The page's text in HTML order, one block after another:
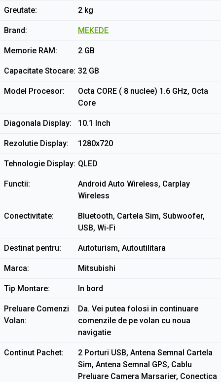
Greutate 2 kg
Brand MEKEDE
Memorie RAM 2 GB
Capacitate Stocare 32 GB
Model Procesor
Octa CORE ( 8 nuclee) 1.6 GHz, Octa
Core
Diagonala Display 10.1 Inch
Rezolutie Display 1280x720
Tehnologie Display QLED
Functii
Android Auto Wireless, Carplay
Wireless
Conectivitate
Bluetooth, Cartela Sim, Subwoofer,
USB, Wi-Fi
Destinat pentru Autoturism, Autoutilitara
Marca Mitsubishi
Tip Montare In bord
Preluare Comenzi
Volan
Da. Vei putea folosi in continuare
comenzile de pe volan cu noua
navigatie
Continut Pachet
2 Porturi USB, Antena Semnal Cartela
Sim, Antena Semnal GPS, Cablu
Preluare Camera Marsarier, Conectica